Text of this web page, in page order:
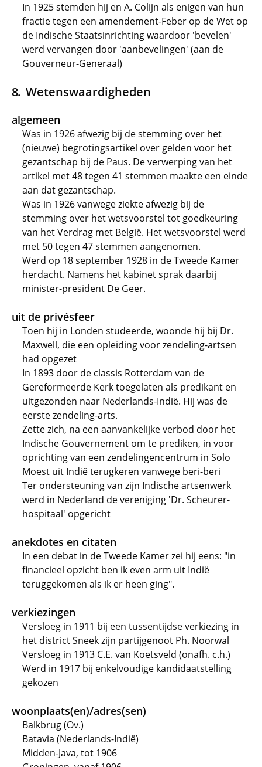
In 1925 stemden hij en A. Colijn als enigen van hun
fractie tegen een amendement-Feber op de Wet op
de Indische Staatsinrichting waardoor 'bevelen'
werd vervangen door 'aanbevelingen' (aan de
Gouverneur-Generaal)
Wetenswaardigheden
algemeen
Was in 1926 afwezig bij de stemming over het
(nieuwe) begrotingsartikel over gelden voor het
gezantschap bij de Paus. De verwerping van het
artikel met 48 tegen 41 stemmen maakte een einde
aan dat gezantschap.
Was in 1926 vanwege ziekte afwezig bij de
stemming over het wetsvoorstel tot goedkeuring
van het Verdrag met België. Het wetsvoorstel werd
met 50 tegen 47 stemmen aangenomen.
Werd op 18 september 1928 in de Tweede Kamer
herdacht. Namens het kabinet sprak daarbij
minister-president De Geer.
uit de privésfeer
Toen hij in Londen studeerde, woonde hij bij Dr.
Maxwell, die een opleiding voor zendeling-artsen
had opgezet
In 1893 door de classis Rotterdam van de
Gereformeerde Kerk toegelaten als predikant en
uitgezonden naar Nederlands-Indië. Hij was de
eerste zendeling-arts.
Zette zich, na een aanvankelijke verbod door het
Indische Gouvernement om te prediken, in voor
oprichting van een zendelingencentrum in Solo
Moest uit Indië terugkeren vanwege beri-beri
Ter ondersteuning van zijn Indische artsenwerk
werd in Nederland de vereniging 'Dr. Scheurer-
hospitaal' opgericht
anekdotes en citaten
In een debat in de Tweede Kamer zei hij eens: "in
financieel opzicht ben ik even arm uit Indië
teruggekomen als ik er heen ging".
verkiezingen
Versloeg in 1911 bij een tussentijdse verkiezing in
het district Sneek zijn partijgenoot Ph. Noorwal
Versloeg in 1913 C.E. van Koetsveld (onafh. c.h.)
Werd in 1917 bij enkelvoudige kandidaatstelling
gekozen
woonplaats(en)/adres(sen)
Balkbrug (Ov.)
Batavia (Nederlands-Indië)
Midden-Java, tot 1906